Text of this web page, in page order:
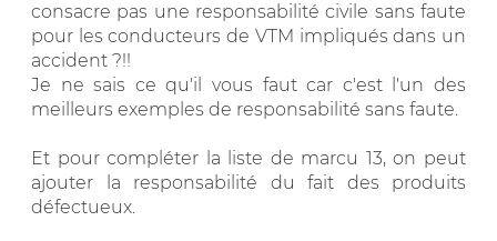
consacre pas une responsabilité civile sans faute
pour les conducteurs de VTM impliqués dans un
accident ?!!
Je ne sais ce qu'il vous faut car c'est l'un des
meilleurs exemples de responsabilité sans faute.
Et pour compléter la liste de marcu 13, on peut
ajouter la responsabilité du fait des produits
défectueux.